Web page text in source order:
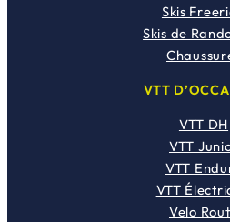
Skis
Skis de
VTT
VTT DH
VTT
VTT
VTT
Velo